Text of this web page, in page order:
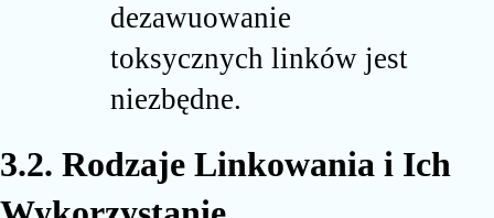
dezawuowanie
toksycznych linków jest
niezbędne.
3.2. Rodzaje Linkowania i Ich